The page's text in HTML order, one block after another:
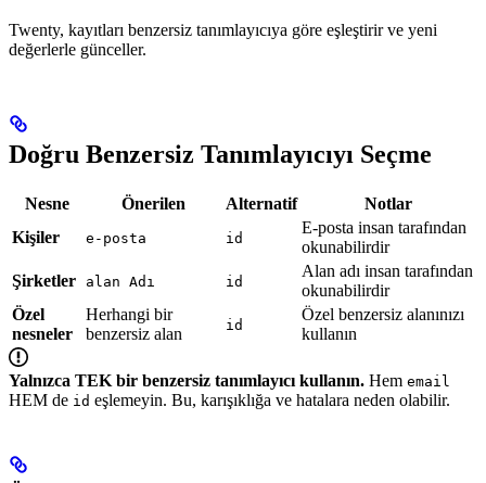
Twenty, kayıtları benzersiz tanımlayıcıya göre eşleştirir ve yeni
değerlerle günceller.
Doğru Benzersiz Tanımlayıcıyı Seçme
Nesne Önerilen Alternatif
Notlar
Kişiler
e-posta id
E-posta insan tarafından
okunabilirdir
Şirketler
alan Adı id
Alan adı insan tarafından
okunabilirdir
Özel
nesneler
Herhangi bir
benzersiz alan
id
Özel benzersiz alanınızı
kullanın
Yalnızca TEK bir benzersiz tanımlayıcı kullanın. Hem email
HEM de id eşlemeyin. Bu, karışıklığa ve hatalara neden olabilir.